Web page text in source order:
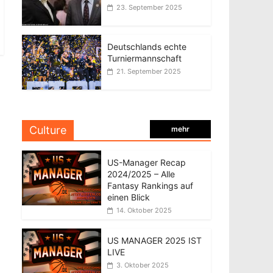
23. September 2025
Deutschlands echte
Turniermannschaft
21. September 2025
Culture mehr
US-Manager Recap
2024/2025 – Alle
Fantasy Rankings auf
einen Blick
14. Oktober 2025
US MANAGER 2025 IST
LIVE
3. Oktober 2025